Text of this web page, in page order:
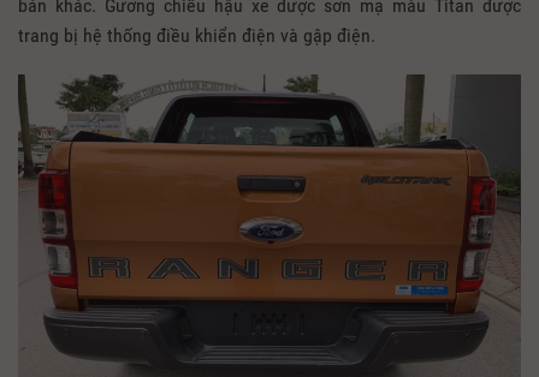
bản khác. Gương chiếu hậu xe được sơn mạ màu Titan được
trang bị hệ thống điều khiển điện và gập điện.